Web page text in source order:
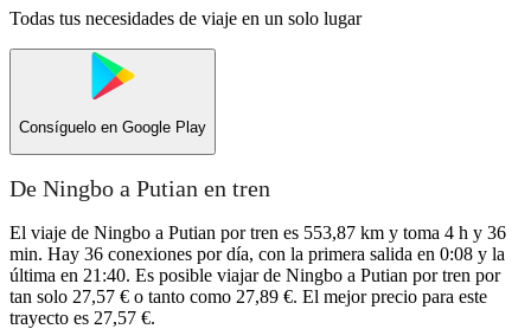
Todas tus necesidades de viaje en un solo lugar
Consíguelo en Google Play
De Ningbo a Putian en tren
El viaje de Ningbo a Putian por tren es 553,87 km y toma 4 h y 36
min. Hay 36 conexiones por día, con la primera salida en 0:08 y la
última en 21:40. Es posible viajar de Ningbo a Putian por tren por
tan solo 27,57 € o tanto como 27,89 €. El mejor precio para este
trayecto es 27,57 €.